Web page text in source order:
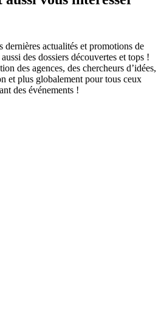
dernières actualités et promotions de
des dossiers découvertes et tops !
des agences, des chercheurs d’idées,
et plus globalement pour tous ceux
des événements !